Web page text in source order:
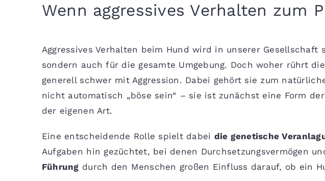
Wenn aggressives Verhalten zum
Aggressives Verhalten beim Hund wird in unserer
sondern auch für die gesamte Umgebung. Doch woher rührt
generell schwer mit Aggression. Dabei gehört sie zum
nicht automatisch „böse sein“ – sie ist zunächst eine Form
der eigenen Art.
Eine entscheidende Rolle spielt dabei die genetische
Aufgaben hin gezüchtet, bei denen Durchsetzungsvermögen
Führung durch den Menschen großen Einfluss darauf, ob ein